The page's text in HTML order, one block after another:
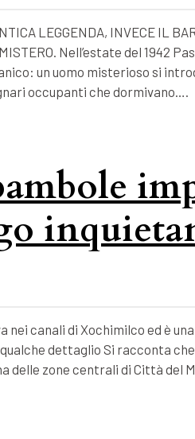
LEGGENDA, INVECE IL
Nell’estate del 1942
un uomo misterioso si
occupanti che dormivano….
nei canali di Xochimilco ed è
dettaglio Si racconta
delle zone centrali di Città del